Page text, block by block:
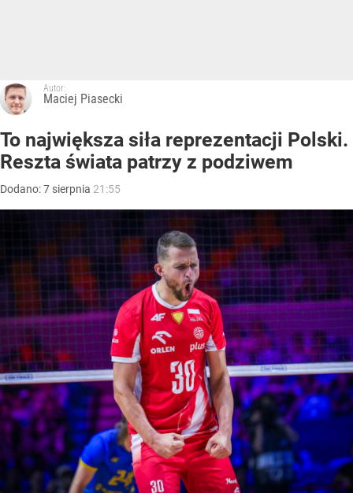
Autor:
Maciej Piasecki
To największa siła reprezentacji Polski.
Reszta świata patrzy z podziwem
Dodano:7 sierpnia 21:55